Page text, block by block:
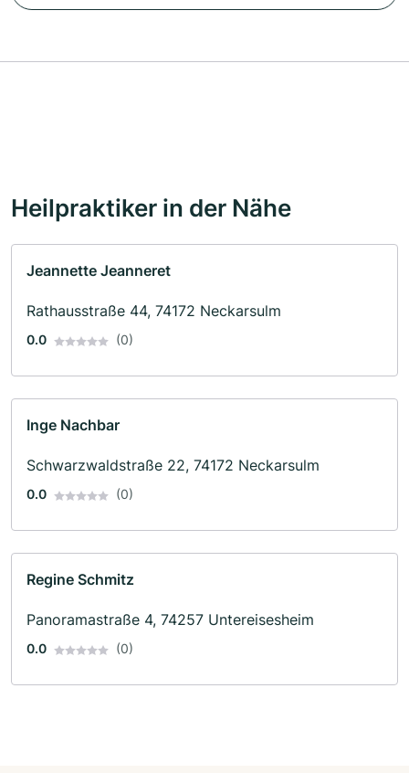
Heilpraktiker in der Nähe
Jeannette Jeanneret
Rathausstraße 44, 74172 Neckarsulm
0.0 (0)
Inge Nachbar
Schwarzwaldstraße 22, 74172 Neckarsulm
0.0 (0)
Regine Schmitz
Panoramastraße 4, 74257 Untereisesheim
0.0 (0)